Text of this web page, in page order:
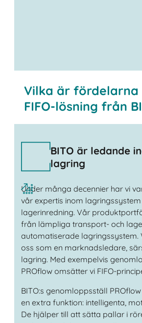
Kontakta oss
Vilka är fördelarna
FIFO-lösning från
BITO är ledande
lagring
Under många decennier har vi
vår expertis inom
lagerinredning. Vår
från lämpliga transport- och
automatiserade lagringssystem.
oss som en marknadsledare,
lagring. Med exempelvis
PROflow omsätter vi FIFO-
BITO:s genomloppsställ
en extra funktion: intelligenta,
De hjälper till att sätta pallar i